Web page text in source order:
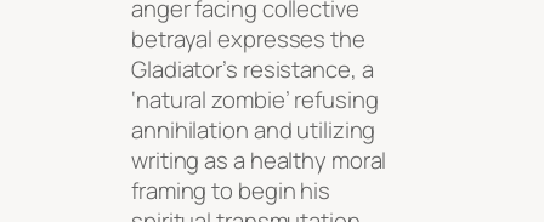
anger facing collective
betrayal expresses the
Gladiator’s resistance, a
‘natural zombie’ refusing
annihilation and utilizing
writing as a healthy moral
framing to begin his